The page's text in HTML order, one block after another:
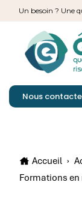
Un besoin ? Une
Nous
Accueil ›
Formations